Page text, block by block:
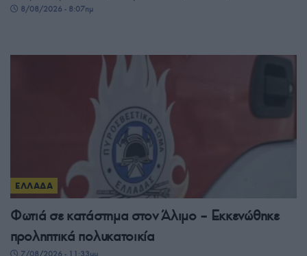
8/08/2026 - 8:07πμ
ΕΛΛΑΔΑ
Φωτιά σε κατάστημα στον Άλιμο – Εκκενώθηκε
προληπτικά πολυκατοικία